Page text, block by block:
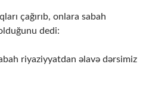
çağırıb, onlara sabah
dedi:
riyaziyyatdan əlavə dərsimiz